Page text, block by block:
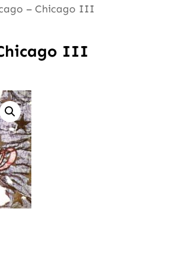
– Chicago III
III